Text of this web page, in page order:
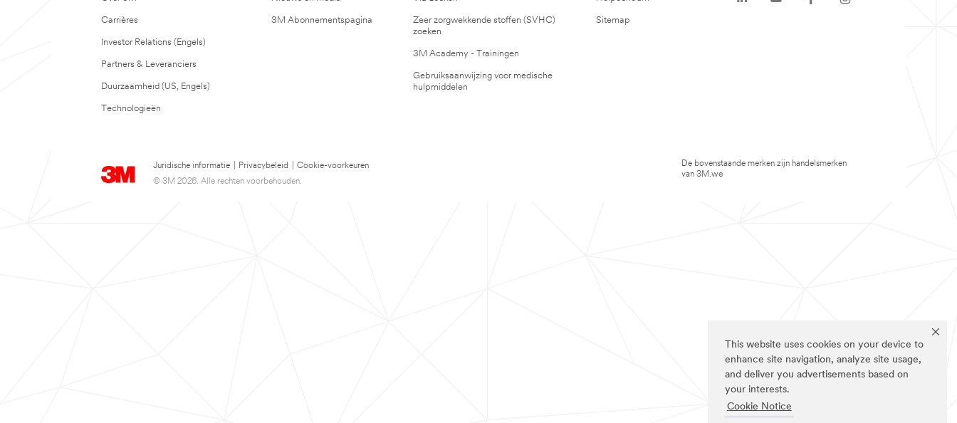
This website uses cookies on your device to
enhance site navigation, analyze site usage,
and deliver you advertisements based on
your interests.
Cookie Notice
Carrières
Investor Relations (Engels)
Partners & Leveranciers
Duurzaamheid (US, Engels)
Technologieën
3M Abonnementspagina
Zeer zorgwekkende stoffen (SVHC)
zoeken
3M Academy - Trainingen
Gebruiksaanwijzing voor medische
hulpmiddelen
Sitemap
Juridische informatie Privacybeleid
Cookie-voorkeuren
© 3M 2026. Alle rechten voorbehouden.
De bovenstaande merken zijn handelsmerken
van 3M.we